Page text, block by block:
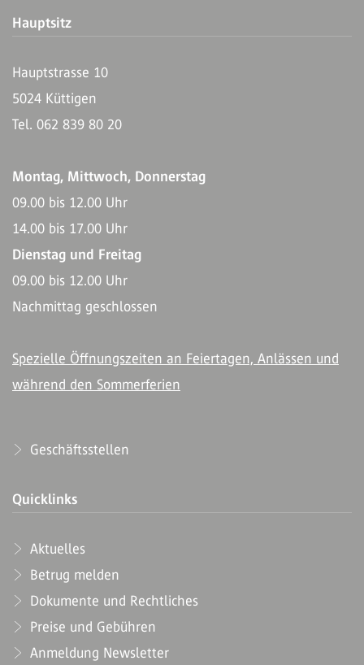
Hauptsitz
Hauptstrasse 10
5024 Küttigen
Tel. 062 839 80 20
Montag, Mittwoch, Donnerstag
09.00 bis 12.00 Uhr
14.00 bis 17.00 Uhr
Dienstag und Freitag
09.00 bis 12.00 Uhr
Nachmittag geschlossen
Spezielle Öffnungszeiten an Feiertagen, Anlässen und
während den Sommerferien
Geschäftsstellen
Quicklinks
Aktuelles
Betrug melden
Dokumente und Rechtliches
Preise und Gebühren
Anmeldung Newsletter